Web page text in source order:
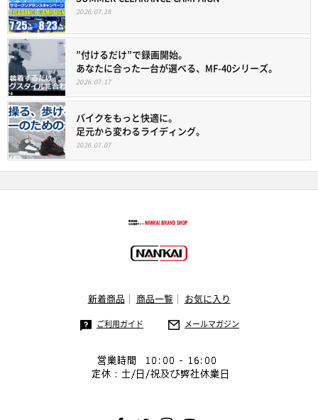
2026.07.28
”付けるだけ”で録画開始。
あなたに合った一台が選べる、MF-40シリーズ。
2026.07.17
バイクをもっと快適に。
足元から変わるライディング。
2026.07.07
新着商品 商品一覧 お気に入り
ご利用ガイド メールマガジン